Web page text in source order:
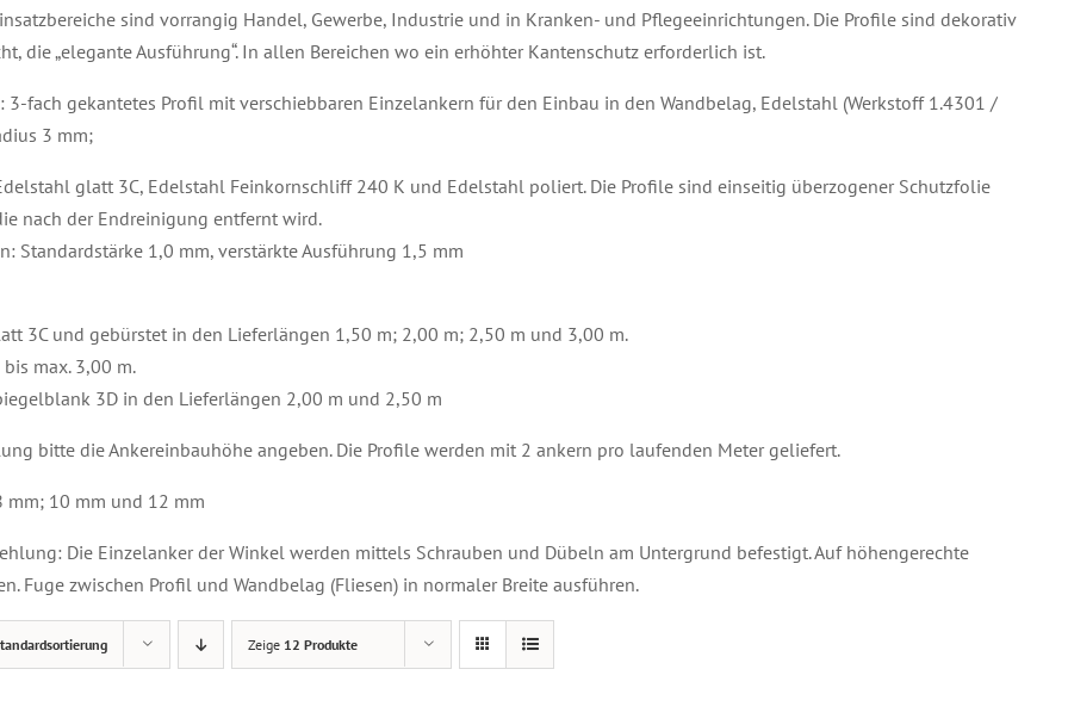
sind vorrangig Handel, Gewerbe, Industrie und in Kranken- und Pflegeeinrichtungen. Die Profile sind dekorativ
die „elegante Ausführung“. In allen Bereichen wo ein erhöhter Kantenschutz erforderlich ist.
3-fach gekantetes Profil mit verschiebbaren Einzelankern für den Einbau in den Wandbelag, Edelstahl (Werkstoff 1.4301 /
3 mm;
glatt 3C, Edelstahl Feinkornschliff 240 K und Edelstahl poliert. Die Profile sind einseitig überzogener Schutzfolie
nach der Endreinigung entfernt wird.
Standardstärke 1,0 mm, verstärkte Ausführung 1,5 mm
3C und gebürstet in den Lieferlängen 1,50 m; 2,00 m; 2,50 m und 3,00 m.
max. 3,00 m.
3D in den Lieferlängen 2,00 m und 2,50 m
bitte die Ankereinbauhöhe angeben. Die Profile werden mit 2 ankern pro laufenden Meter geliefert.
mm; 10 mm und 12 mm
Die Einzelanker der Winkel werden mittels Schrauben und Dübeln am Untergrund befestigt. Auf höhengerechte
Fuge zwischen Profil und Wandbelag (Fliesen) in normaler Breite ausführen.
Zeige 12 Produkte